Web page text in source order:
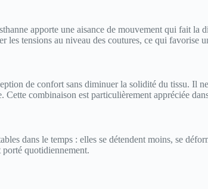
apporte une aisance de mouvement qui fait
tensions au niveau des coutures, ce qui favorise
de confort sans diminuer la solidité du tissu.
Cette combinaison est particulièrement appréciée
dans le temps : elles se détendent moins, se
quotidiennement.